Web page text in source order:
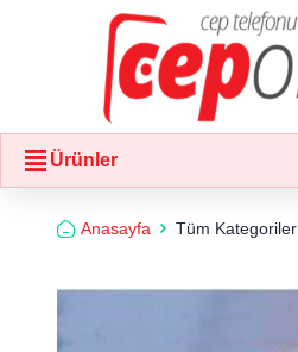
Ürünler
Anasayfa Tüm Kategoriler